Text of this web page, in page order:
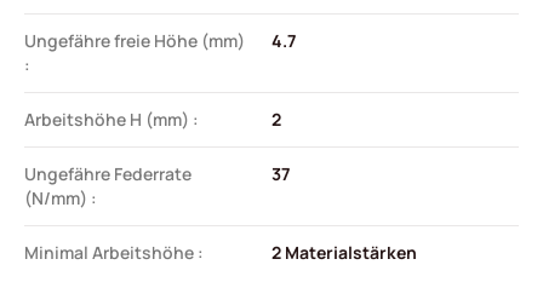
Ungefähre freie Höhe (mm)
:
4.7
Arbeitshöhe H (mm) : 2
Ungefähre Federrate
(N/mm) :
37
Minimal Arbeitshöhe : 2 Materialstärken